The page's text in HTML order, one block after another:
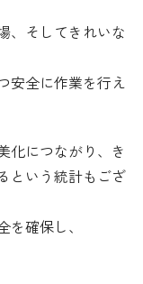
、そしてきれいな
安全に作業を行え
化につながり、き
という統計もござ
確保し、